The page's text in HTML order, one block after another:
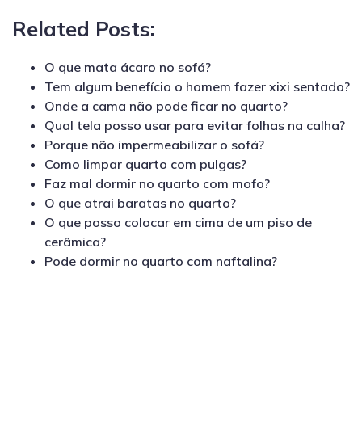
Related Posts:
O que mata ácaro no sofá?
Tem algum benefício o homem fazer xixi sentado?
Onde a cama não pode ficar no quarto?
Qual tela posso usar para evitar folhas na calha?
Porque não impermeabilizar o sofá?
Como limpar quarto com pulgas?
Faz mal dormir no quarto com mofo?
O que atrai baratas no quarto?
O que posso colocar em cima de um piso de
cerâmica?
Pode dormir no quarto com naftalina?